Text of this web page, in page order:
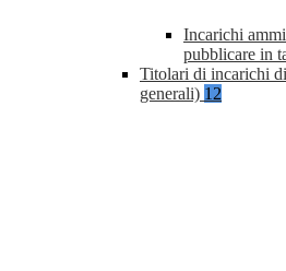
Incarichi
pubblicare in
Titolari di incarichi
generali) 12